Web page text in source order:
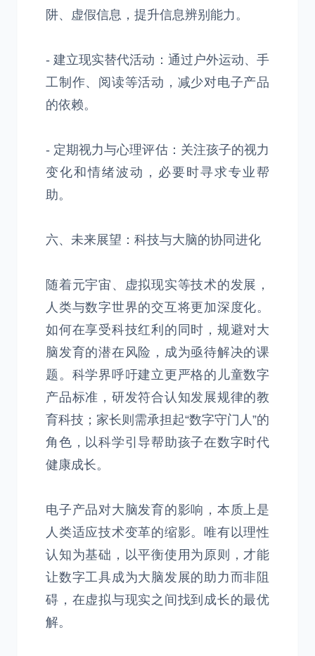
阱、虚假信息，提升信息辨别能力。
- 建立现实替代活动：通过户外运动、手
工制作、阅读等活动，减少对电子产品
的依赖。
- 定期视力与心理评估：关注孩子的视力
变化和情绪波动，必要时寻求专业帮
助。
六、未来展望：科技与大脑的协同进化
随着元宇宙、虚拟现实等技术的发展，
人类与数字世界的交互将更加深度化。
如何在享受科技红利的同时，规避对大
脑发育的潜在风险，成为亟待解决的课
题。科学界呼吁建立更严格的儿童数字
产品标准，研发符合认知发展规律的教
育科技；家长则需承担起“数字守门人”的
角色，以科学引导帮助孩子在数字时代
健康成长。
电子产品对大脑发育的影响，本质上是
人类适应技术变革的缩影。唯有以理性
认知为基础，以平衡使用为原则，才能
让数字工具成为大脑发展的助力而非阻
碍，在虚拟与现实之间找到成长的最优
解。